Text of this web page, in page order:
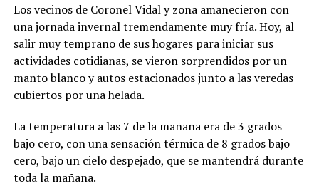
Los vecinos de Coronel Vidal y zona amanecieron con
una jornada invernal tremendamente muy fría. Hoy, al
salir muy temprano de sus hogares para iniciar sus
actividades cotidianas, se vieron sorprendidos por un
manto blanco y autos estacionados junto a las veredas
cubiertos por una helada.
La temperatura a las 7 de la mañana era de 3 grados
bajo cero, con una sensación térmica de 8 grados bajo
cero, bajo un cielo despejado, que se mantendrá durante
toda la mañana.